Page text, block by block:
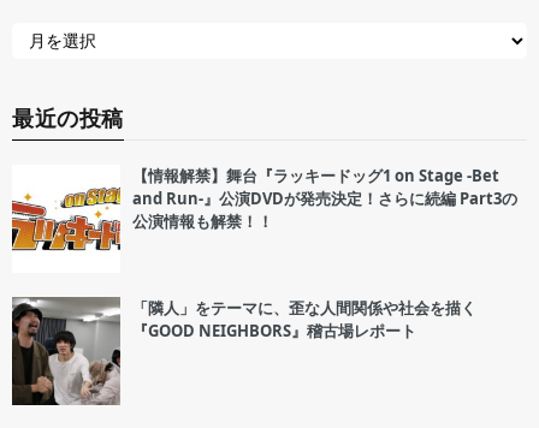
最近の投稿
【情報解禁】舞台『ラッキードッグ1 on Stage -Bet
and Run-』公演DVDが発売決定！さらに続編 Part3の
公演情報も解禁！！
「隣人」をテーマに、歪な人間関係や社会を描く
『GOOD NEIGHBORS』稽古場レポート